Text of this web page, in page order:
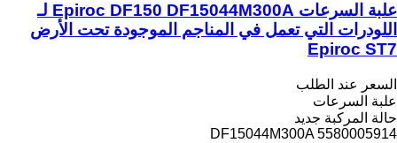
علبة السرعات Epiroc DF150 DF15044M300A لـ
اللودرات التي تعمل في المناجم الموجودة تحت الأرض
Epiroc ST7
السعر عند الطلب
علبة السرعات
حالة المركبة جديد
DF15044M300A 5580005914